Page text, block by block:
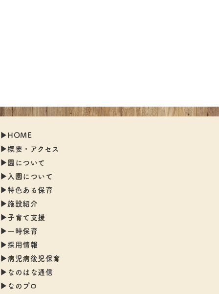
▶︎HOME
▶︎概要・アクセス
▶︎園について
▶︎入園について
▶︎特色ある保育
▶︎施設紹介
▶︎子育て支援
▶︎一時保育
▶︎採用情報
▶︎病児病後児保育
▶︎なのはな通信
▶︎なのプロ